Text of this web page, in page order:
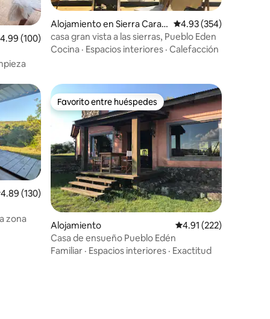
promedio: 4.99 de 5, 100 reseñas
4.99 (100)
Alojamiento en Sierra Carap
é
Calificación promedio:
4.93 (354)
casa gran vista a las sierras, Pueblo Eden
Cocina · Espacios interiores · Calefacción
promedio: 4.89 de 5, 130 reseñas
4.89 (130)
zona
Favorito entre huéspedes
Favorito entre huéspedes
Alojamiento Calificación promedio:
4.91 (222)
Casa de ensueño Pueblo Edén
Familiar · Espacios interiores · Exactitud